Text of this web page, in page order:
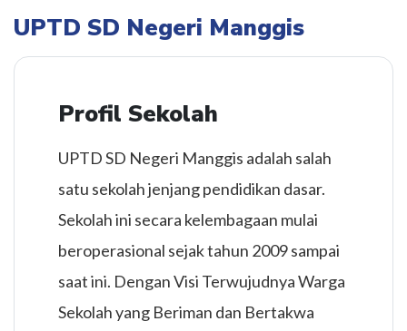
UPTD SD Negeri Manggis
Profil Sekolah
UPTD SD Negeri Manggis adalah salah
satu sekolah jenjang pendidikan dasar.
Sekolah ini secara kelembagaan mulai
beroperasional sejak tahun 2009 sampai
saat ini. Dengan Visi Terwujudnya Warga
Sekolah yang Beriman dan Bertakwa